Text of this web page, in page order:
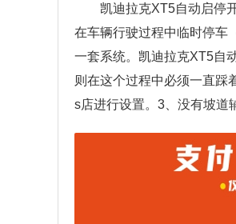
凯迪拉克XT5自动启停
在车辆行驶过程中临时停车
一套系统。凯迪拉克XT5自
则在这个过程中必须一直踩
s店进行设置。3、没有坡道